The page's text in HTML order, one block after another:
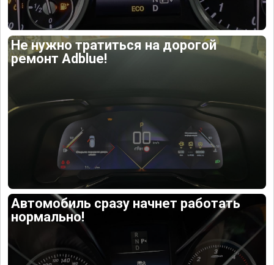
Не нужно тратиться на дорогой
ремонт Adblue!
Автомобиль сразу начнет работать
нормально!